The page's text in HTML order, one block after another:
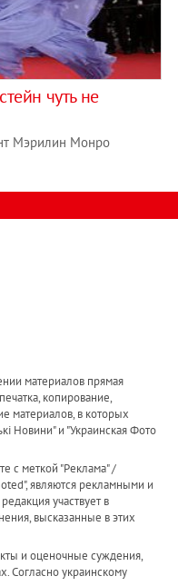
чуть не
Мэрилин Монро
материалов прямая
копирование,
материалов, в которых
Новини" и "Украинская Фото
с меткой "Реклама" /
являются рекламными и
участвует в
высказанные в этих
и оценочные суждения,
Согласно украинскому